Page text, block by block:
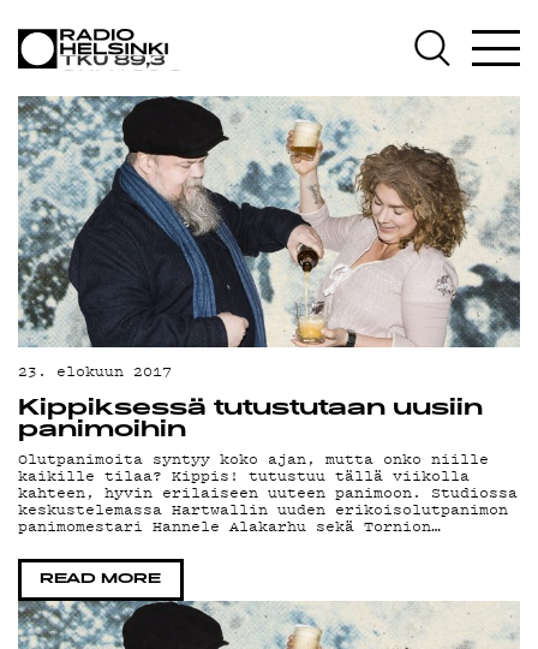
AJANKOHTAISTA
OHJELMAT
TEKIJÄT
ON-DEMAND
PODCAST
MAINOSTA
YHTEYSTIEDOT
G LIVELAB
YSTÄVÄKLUBI
TIETOSUOJA
23. elokuun 2017
Kippiksessä tutustutaan uusiin
panimoihin
Olutpanimoita syntyy koko ajan, mutta onko niille
kaikille tilaa? Kippis! tutustuu tällä viikolla
kahteen, hyvin erilaiseen uuteen panimoon. Studiossa
keskustelemassa Hartwallin uuden erikoisolutpanimon
panimomestari Hannele Alakarhu sekä Tornion…
READ MORE